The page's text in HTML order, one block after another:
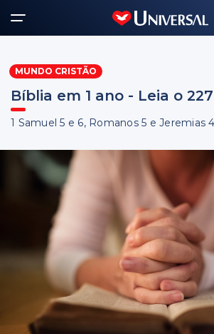
MUNDO CRISTÃO
Bíblia em 1 ano - Leia o
1 Samuel 5 e 6, Romanos 5 e Jeremias